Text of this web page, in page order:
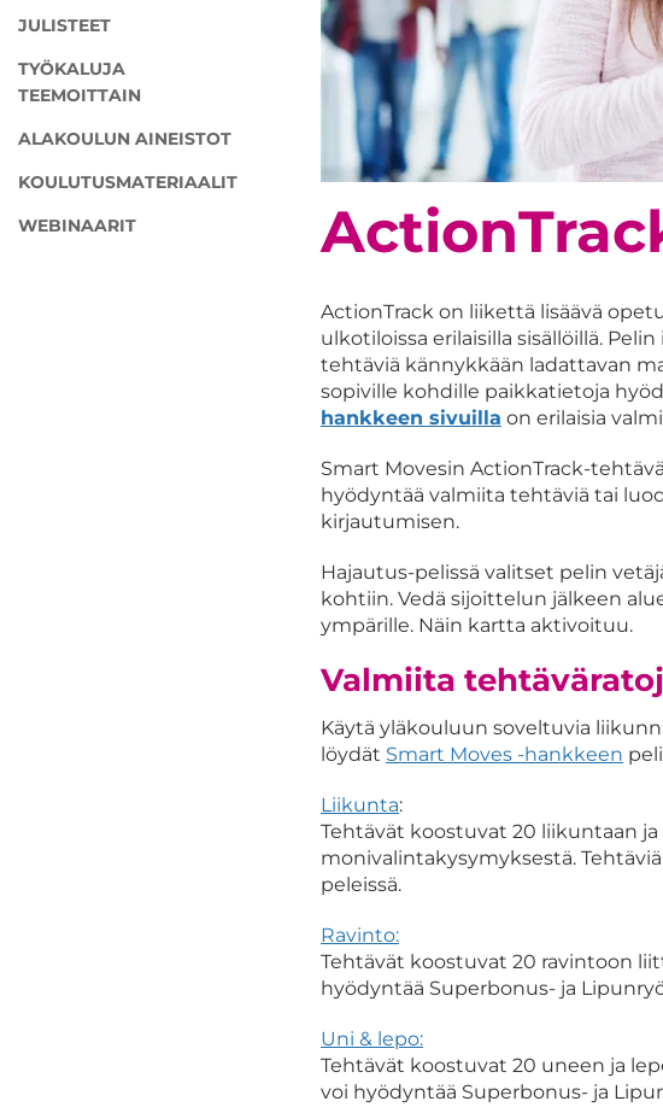
ActionTrack on liikettä lisäävä
ulkotiloissa erilaisilla sisällöillä.
tehtäviä kännykkään ladattavan
sopiville kohdille paikkatietoja
hankkeen sivuilla on erilaisia
Smart Movesin ActionTrack-
hyödyntää valmiita tehtäviä tai
kirjautumisen.
Hajautus-pelissä valitset pelin
kohtiin. Vedä sijoittelun jälkeen
ympärille. Näin kartta aktivoituu.
Valmiita
Käytä yläkouluun soveltuvia
löydät Smart Moves -hankkeen
Liikunta:
Tehtävät koostuvat 20 liikuntaan
monivalintakysymyksestä.
peleissä.
Ravinto:
Tehtävät koostuvat 20 ravintoon
hyödyntää Superbonus- ja
Uni & lepo:
Tehtävät koostuvat 20 uneen ja
voi hyödyntää Superbonus- ja
JULISTEET
TYÖKALUJA
TEEMOITTAIN
ALAKOULUN AINEISTOT
KOULUTUSMATERIAALIT
WEBINAARIT